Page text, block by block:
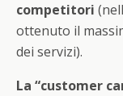
competitori
ottenuto il
dei servizi).
La “customer